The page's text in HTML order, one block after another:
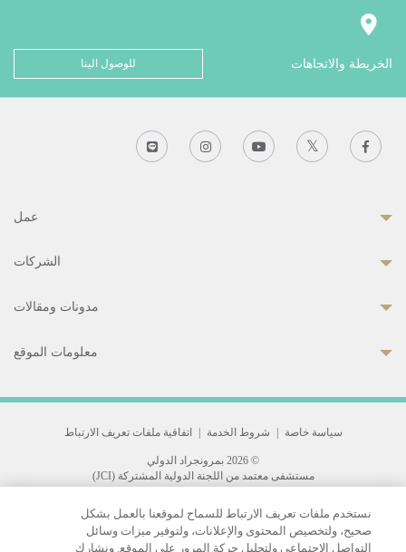
الخريطة والاتجاهات للوصول الينا
عمل
الشركات
مدونات ومقالات
معلومات الموقع
سياسة خاصة شروط الخدمة اتفاقية ملفات تعريف الارتباط
© 2026 بمرونجراد الدولي
مستشفى معتمد من اللجنة الدولية المشتركة (JCI)
33 Sukhumvit 3, Wattana, Bangkok 10110 Thailand.
All rights reserved.
نستخدم ملفات تعريف الارتباط للسماح لموقعنا بالعمل بشكل
صحيح، ولتخصيص المحتوى والإعلانات، ولتوفير ميزات وسائل
التواصل الاجتماعي ولتحليل حركة المرور على الموقع. ونشارك